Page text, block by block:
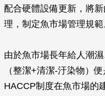
配合硬體設備更新，將
理，制定魚市場管理規範
由於魚市場長年給人潮
（整潔+清潔-汙染物）
HACCP制度在魚市場的